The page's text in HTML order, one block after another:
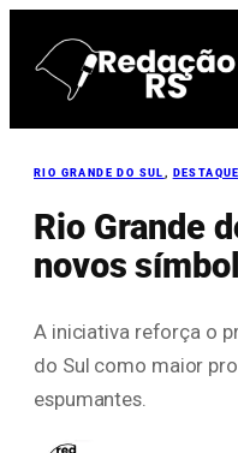
para
RIO GRANDE DO SUL ,
Rio Grande
novos
A iniciativa reforça o
do Sul como maior
espumantes.